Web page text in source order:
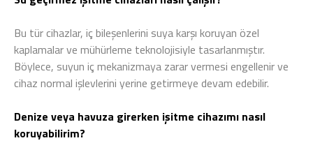
Bu tür cihazlar, iç bileşenlerini suya karşı koruyan özel
kaplamalar ve mühürleme teknolojisiyle tasarlanmıştır.
Böylece, suyun iç mekanizmaya zarar vermesi engellenir ve
cihaz normal işlevlerini yerine getirmeye devam edebilir.
Denize veya havuza girerken işitme cihazımı nasıl
koruyabilirim?